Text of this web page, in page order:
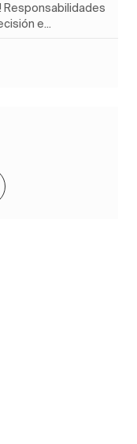
Responsabilidades
e...
分享
过电子邮件分享